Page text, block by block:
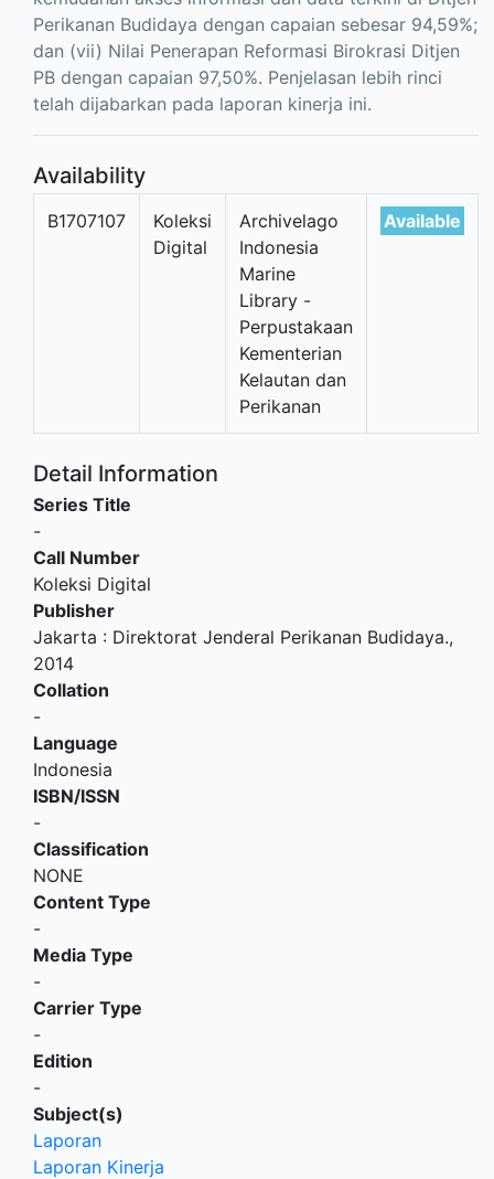
Perikanan Budidaya dengan capaian sebesar 94,59%;
dan (vii) Nilai Penerapan Reformasi Birokrasi Ditjen
PB dengan capaian 97,50%. Penjelasan lebih rinci
telah dijabarkan pada laporan kinerja ini.
Availability
B1707107
Koleksi
Digital
Archivelago
Indonesia
Marine
Library -
Perpustakaan
Kementerian
Kelautan dan
Perikanan
Available
Detail Information
Series Title
-
Call Number
Koleksi Digital
Publisher
Jakarta : Direktorat Jenderal Perikanan Budidaya.,
2014
Collation
-
Language
Indonesia
ISBN/ISSN
-
Classification
NONE
Content Type
-
Media Type
-
Carrier Type
-
Edition
-
Subject(s)
Laporan
Laporan Kinerja